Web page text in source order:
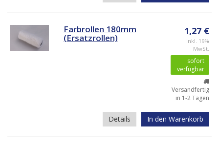
Farbrollen 180mm
(Ersatzrollen)
1,27 €
inkl. 19%
MwSt.
sofort
verfügbar
Versandfertig
in 1-2 Tagen
Details In den Warenkorb